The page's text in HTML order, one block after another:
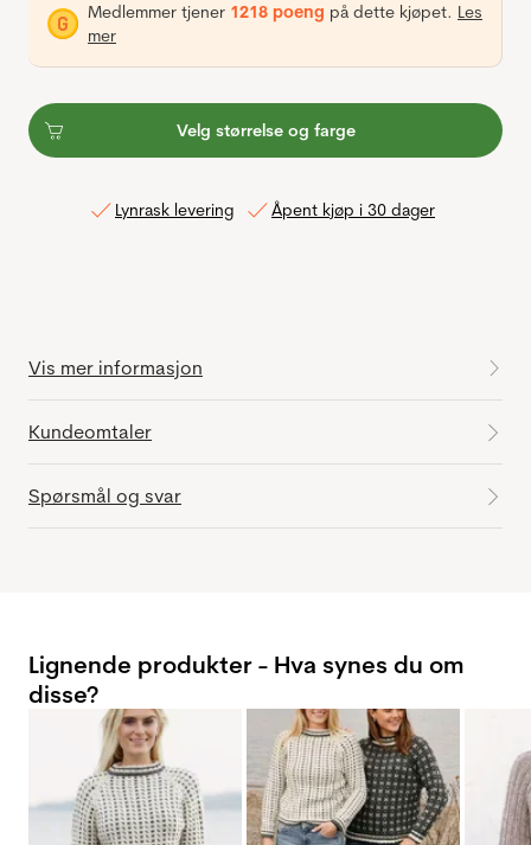
Medlemmer tjener 1218 poeng på dette kjøpet. Les
mer
Velg størrelse og farge
Lynrask levering Åpent kjøp i 30 dager
Vis mer informasjon
Kundeomtaler
Spørsmål og svar
Lignende produkter - Hva synes du om
disse?